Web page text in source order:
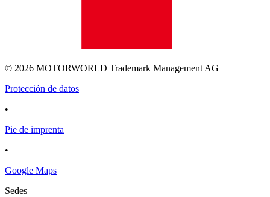
© 2026 MOTORWORLD Trademark Management AG
Protección de datos
•
Pie de imprenta
•
Google Maps
Sedes